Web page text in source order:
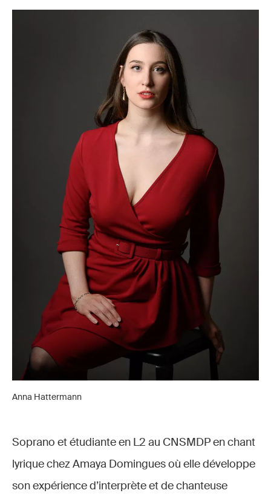
Anna Hattermann
Soprano et étudiante en L2 au CNSMDP en chant
lyrique chez Amaya Domingues où elle développe
son expérience d’interprète et de chanteuse